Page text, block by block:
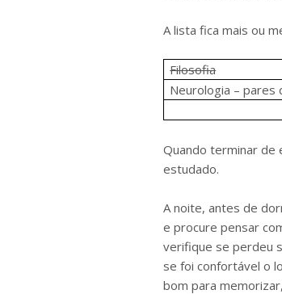
A lista fica mais ou
Filosofia
Neurologia – pares
Quando terminar de
estudado.
A noite, antes de
e procure pensar
verifique se perdeu
se foi confortável o
bom para